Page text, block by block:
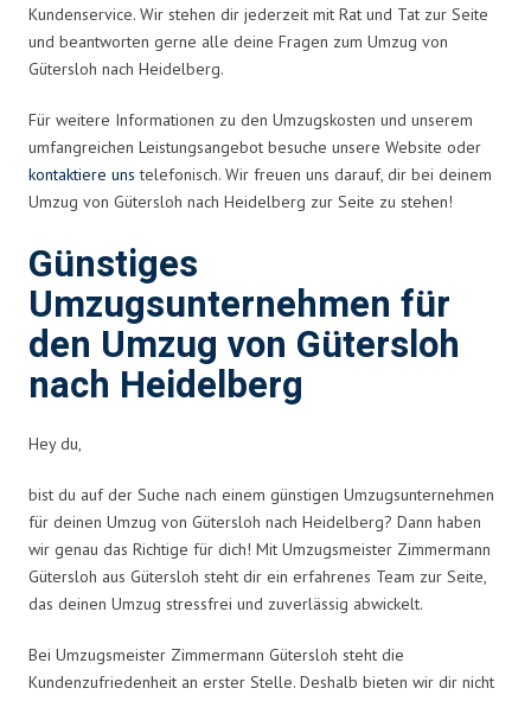
Kundenservice. Wir stehen dir jederzeit mit Rat und Tat zur Seite
und beantworten gerne alle deine Fragen zum Umzug von
Gütersloh nach Heidelberg.
Für weitere Informationen zu den Umzugskosten und unserem
umfangreichen Leistungsangebot besuche unsere Website oder
kontaktiere uns telefonisch. Wir freuen uns darauf, dir bei deinem
Umzug von Gütersloh nach Heidelberg zur Seite zu stehen!
Günstiges
Umzugsunternehmen für
den Umzug von Gütersloh
nach Heidelberg
Hey du,
bist du auf der Suche nach einem günstigen Umzugsunternehmen
für deinen Umzug von Gütersloh nach Heidelberg? Dann haben
wir genau das Richtige für dich! Mit Umzugsmeister Zimmermann
Gütersloh aus Gütersloh steht dir ein erfahrenes Team zur Seite,
das deinen Umzug stressfrei und zuverlässig abwickelt.
Bei Umzugsmeister Zimmermann Gütersloh steht die
Kundenzufriedenheit an erster Stelle. Deshalb bieten wir dir nicht